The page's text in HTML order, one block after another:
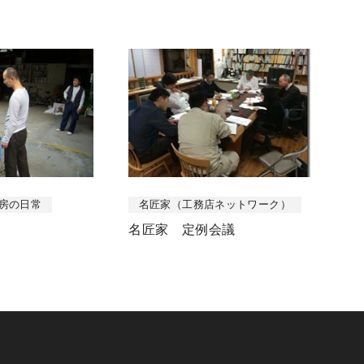
の日常 名匠家（工務店ネットワーク）
名匠家 定例会議